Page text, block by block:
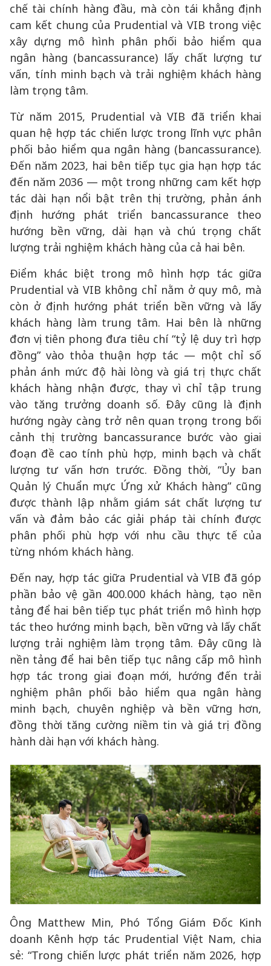
chế tài chính hàng đầu, mà còn tái khẳng định
cam kết chung của Prudential và VIB trong việc
xây dựng mô hình phân phối bảo hiểm qua
ngân hàng (bancassurance) lấy chất lượng tư
vấn, tính minh bạch và trải nghiệm khách hàng
làm trọng tâm.
Từ năm 2015, Prudential và VIB đã triển khai
quan hệ hợp tác chiến lược trong lĩnh vực phân
phối bảo hiểm qua ngân hàng (bancassurance).
Đến năm 2023, hai bên tiếp tục gia hạn hợp tác
đến năm 2036 — một trong những cam kết hợp
tác dài hạn nổi bật trên thị trường, phản ánh
định hướng phát triển bancassurance theo
hướng bền vững, dài hạn và chú trọng chất
lượng trải nghiệm khách hàng của cả hai bên.
Điểm khác biệt trong mô hình hợp tác giữa
Prudential và VIB không chỉ nằm ở quy mô, mà
còn ở định hướng phát triển bền vững và lấy
khách hàng làm trung tâm. Hai bên là những
đơn vị tiên phong đưa tiêu chí “tỷ lệ duy trì hợp
đồng” vào thỏa thuận hợp tác — một chỉ số
phản ánh mức độ hài lòng và giá trị thực chất
khách hàng nhận được, thay vì chỉ tập trung
vào tăng trưởng doanh số. Đây cũng là định
hướng ngày càng trở nên quan trọng trong bối
cảnh thị trường bancassurance bước vào giai
đoạn đề cao tính phù hợp, minh bạch và chất
lượng tư vấn hơn trước. Đồng thời, “Ủy ban
Quản lý Chuẩn mực Ứng xử Khách hàng” cũng
được thành lập nhằm giám sát chất lượng tư
vấn và đảm bảo các giải pháp tài chính được
phân phối phù hợp với nhu cầu thực tế của
từng nhóm khách hàng.
Đến nay, hợp tác giữa Prudential và VIB đã góp
phần bảo vệ gần 400.000 khách hàng, tạo nền
tảng để hai bên tiếp tục phát triển mô hình hợp
tác theo hướng minh bạch, bền vững và lấy chất
lượng trải nghiệm làm trọng tâm. Đây cũng là
nền tảng để hai bên tiếp tục nâng cấp mô hình
hợp tác trong giai đoạn mới, hướng đến trải
nghiệm phân phối bảo hiểm qua ngân hàng
minh bạch, chuyên nghiệp và bền vững hơn,
đồng thời tăng cường niềm tin và giá trị đồng
hành dài hạn với khách hàng.
Ông Matthew Min, Phó Tổng Giám Đốc Kinh
doanh Kênh hợp tác Prudential Việt Nam, chia
sẻ: “Trong chiến lược phát triển năm 2026, hợp